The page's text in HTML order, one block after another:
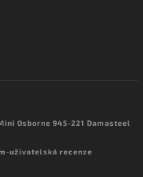
Osborne 945-221 Damasteel
uživatelská recenze